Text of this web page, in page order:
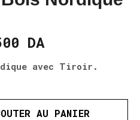
DA
avec Tiroir.
AU PANIER